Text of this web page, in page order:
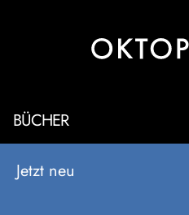
BÜCHER
Jetzt neu